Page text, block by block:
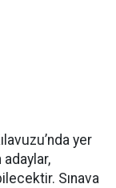
yer
adaylar,
Sınava